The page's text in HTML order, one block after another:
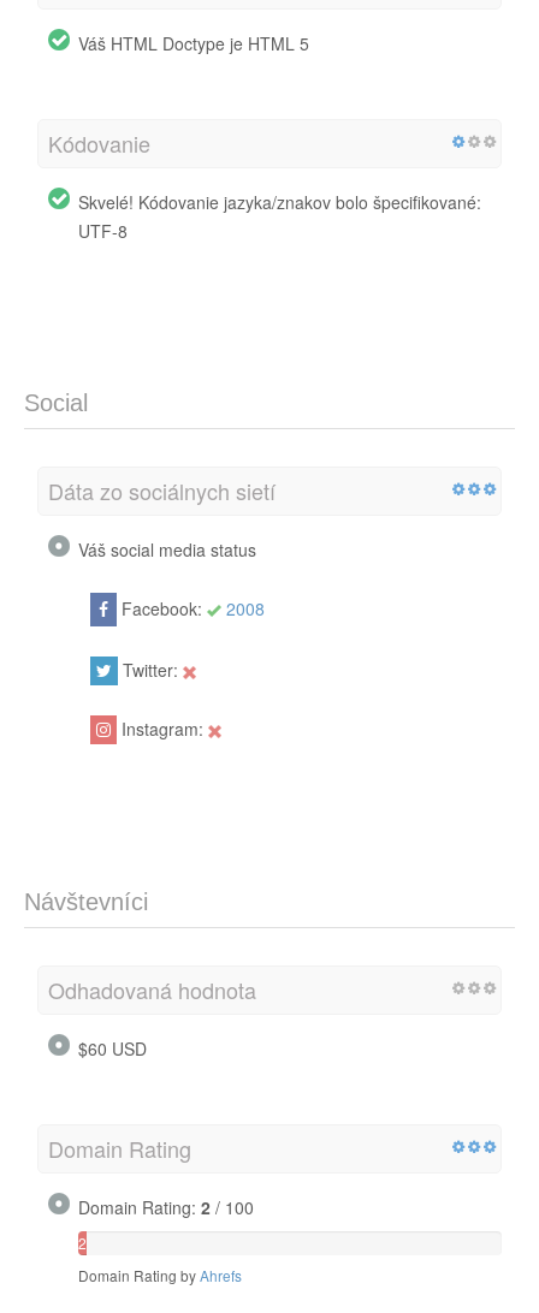
Váš HTML Doctype je HTML 5
Kódovanie
Skvelé! Kódovanie jazyka/znakov bolo špecifikované:
UTF-8
Social
Dáta zo sociálnych sietí
Váš social media status
Facebook: 2008
Twitter:
Instagram:
Návštevníci
Odhadovaná hodnota
$60 USD
Domain Rating
Domain Rating: 2 / 100
2
/
Domain Rating byAhrefs